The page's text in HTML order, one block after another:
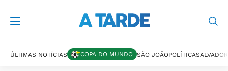
ÚLTIMAS NOTÍCIAS COPA DO MUNDO SÃO JOÃOPOLÍTICASALVADOR